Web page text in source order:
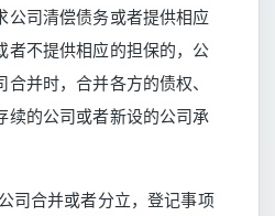
公司清偿债务或者提供相应
者不提供相应的担保的，公
时，合并各方的债权、
续的公司或者新设的公司承
合并或者分立，登记事项